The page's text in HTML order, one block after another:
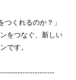
つくれるのか？」
をつなぐ、新しい
です。